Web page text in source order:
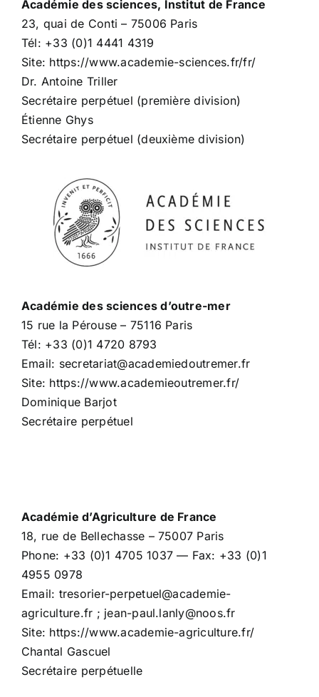
Académie des sciences, Institut de France
23, quai de Conti – 75006 Paris
Tél: +33 (0)1 4441 4319
Site: https://www.academie-sciences.fr/fr/
Dr. Antoine Triller
Secrétaire perpétuel (première division)
Étienne Ghys
Secrétaire perpétuel (deuxième division)
Académie des sciences d’outre-mer
15 rue la Pérouse – 75116 Paris
Tél: +33 (0)1 4720 8793
Email: secretariat@academiedoutremer.fr
Site: https://www.academieoutremer.fr/
Dominique Barjot
Secrétaire perpétuel
Académie d’Agriculture de France
18, rue de Bellechasse – 75007 Paris
Phone: +33 (0)1 4705 1037 — Fax: +33 (0)1
4955 0978
Email: tresorier-perpetuel@academie-
agriculture.fr ; jean-paul.lanly@noos.fr
Site: https://www.academie-agriculture.fr/
Chantal Gascuel
Secrétaire perpétuelle